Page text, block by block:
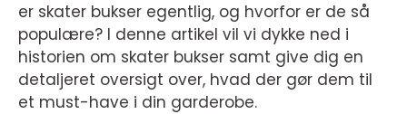
er skater bukser egentlig, og hvorfor er de så
populære? I denne artikel vil vi dykke ned i
historien om skater bukser samt give dig en
detaljeret oversigt over, hvad der gør dem til
et must-have i din garderobe.